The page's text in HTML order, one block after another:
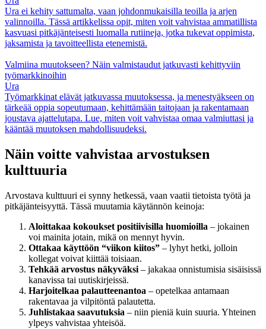
Ura ei kehity sattumalta, vaan johdonmukaisilla teoilla ja arjen
valinnoilla. Tässä artikkelissa opit, miten voit vahvistaa ammatillista
kasvuasi pitkäjänteisesti luomalla rutiineja, jotka tukevat oppimista,
jaksamista ja tavoitteellista etenemistä.
Valmiina muutokseen? Näin valmistaudut jatkuvasti kehittyviin
työmarkkinoihin
Ura
Työmarkkinat elävät jatkuvassa muutoksessa, ja menestyäkseen on
tärkeää oppia sopeutumaan, kehittämään taitojaan ja rakentamaan
joustava ajattelutapa. Lue, miten voit vahvistaa omaa valmiuttasi ja
kääntää muutoksen mahdollisuudeksi.
Näin voitte vahvistaa arvostuksen
kulttuuria
Arvostava kulttuuri ei synny hetkessä, vaan vaatii tietoista työtä ja
pitkäjänteisyyttä. Tässä muutamia käytännön keinoja:
Aloittakaa kokoukset positiivisilla huomioilla – jokainen
voi mainita jotain, mikä on mennyt hyvin.
Ottakaa käyttöön “viikon kiitos” – lyhyt hetki, jolloin
kollegat voivat kiittää toisiaan.
Tehkää arvostus näkyväksi – jakakaa onnistumisia sisäisissä
kanavissa tai uutiskirjeissä.
Harjoitelkaa palautteenantoa – opetelkaa antamaan
rakentavaa ja vilpitöntä palautetta.
Juhlistakaa saavutuksia – niin pieniä kuin suuria. Yhteinen
ylpeys vahvistaa yhteisöä.